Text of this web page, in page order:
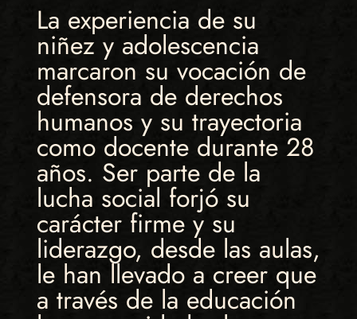
La experiencia de su
niñez y adolescencia
marcaron su vocación de
defensora de derechos
humanos y su trayectoria
como docente durante 28
años. Ser parte de la
lucha social forjó su
carácter firme y su
liderazgo, desde las aulas,
le han llevado a creer que
a través de la educación